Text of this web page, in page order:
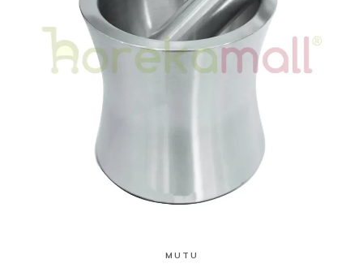
Lihat Produk
MUTU